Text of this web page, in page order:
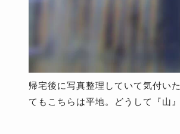
帰宅後に写真整理していて気付い
てもこちらは平地。どうして『山